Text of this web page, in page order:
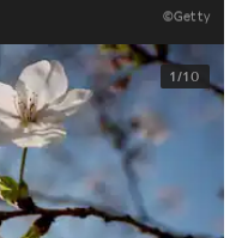
©Getty
1/10